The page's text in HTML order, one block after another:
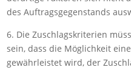
des Auftragsgegenstands
6. Die Zuschlagskriterien
sein, dass die Möglichkeit
gewährleistet wird, der